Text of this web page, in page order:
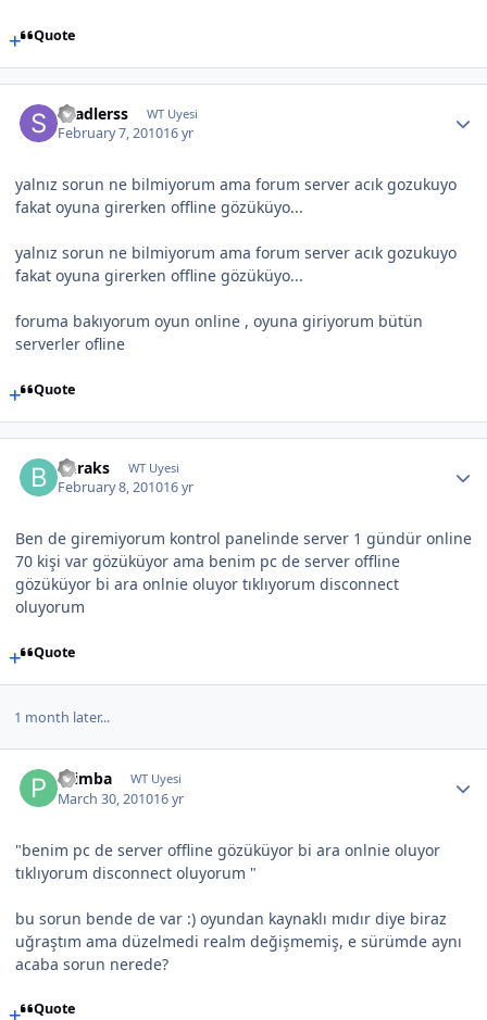
Quote
shadlerss WT Uyesi
February 7, 201016 yr
yalnız sorun ne bilmiyorum ama forum server acık gozukuyo
fakat oyuna girerken offline gözüküyo...
yalnız sorun ne bilmiyorum ama forum server acık gozukuyo
fakat oyuna girerken offline gözüküyo...
foruma bakıyorum oyun online , oyuna giriyorum bütün
serverler ofline
Quote
buraks WT Uyesi
February 8, 201016 yr
Ben de giremiyorum kontrol panelinde server 1 gündür online
70 kişi var gözüküyor ama benim pc de server offline
gözüküyor bi ara onlnie oluyor tıklıyorum disconnect
oluyorum
Quote
1 month later...
Primba WT Uyesi
March 30, 201016 yr
"benim pc de server offline gözüküyor bi ara onlnie oluyor
tıklıyorum disconnect oluyorum "
bu sorun bende de var :) oyundan kaynaklı mıdır diye biraz
uğraştım ama düzelmedi realm değişmemiş, e sürümde aynı
acaba sorun nerede?
Quote